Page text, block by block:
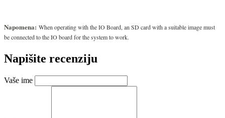
Napomena: When operating with the IO Board, an SD card with a suitable image must
be connected to the IO board for the system to work.
Napišite recenziju
Vaše ime